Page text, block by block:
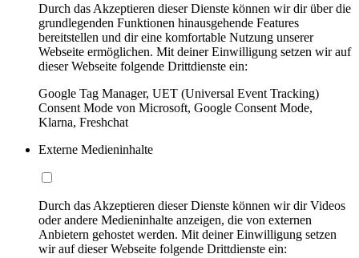
Durch das Akzeptieren dieser Dienste können wir dir über die
grundlegenden Funktionen hinausgehende Features
bereitstellen und dir eine komfortable Nutzung unserer
Webseite ermöglichen. Mit deiner Einwilligung setzen wir auf
dieser Webseite folgende Drittdienste ein:
Google Tag Manager, UET (Universal Event Tracking)
Consent Mode von Microsoft, Google Consent Mode,
Klarna, Freshchat
Externe Medieninhalte
Durch das Akzeptieren dieser Dienste können wir dir Videos
oder andere Medieninhalte anzeigen, die von externen
Anbietern gehostet werden. Mit deiner Einwilligung setzen
wir auf dieser Webseite folgende Drittdienste ein: